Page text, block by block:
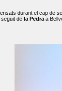
durant el cap de
de la Pedra a